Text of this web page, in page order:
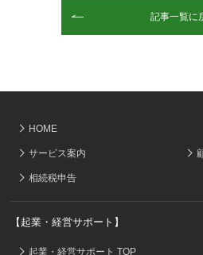
記事一覧に
HOME
サービス案内
相続税申告
【起業・経営サポート】
起業・経営サポート TOP